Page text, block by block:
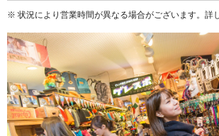
状況により営業時間が異なる場合がございます。詳